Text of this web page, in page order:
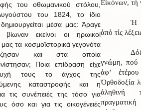
του οθωμανικού στόλου,
του 1824, το ίδιο
μέσα μας: Άραγε
εκείνοι οι ηρωικοί
τα κοσμοϊστορικά γεγονότα
και στα οποία
Ποια επίδραση είχε
τους το άγχος της
καταστροφής και η
τις συνέπειές της τόσο για
όσο και για τις οικογένειές
Εἰκόνων, τή
Ἡ
ἀπό τίς
γνώμη, πού
ἀφ’
Ὀρθοδοξία
ἀληθινή